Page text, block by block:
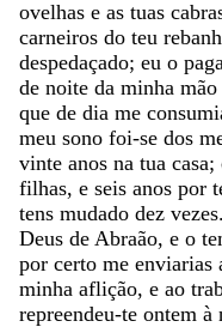
ovelhas e as tuas
carneiros do teu
despedaçado; eu o
de noite da minha mão
que de dia me
meu sono foi-se dos
vinte anos na tua casa;
filhas, e seis anos por
tens mudado dez vezes.
Deus de Abraão, e o
por certo me enviarias
minha aflição, e ao
repreendeu-te ontem à